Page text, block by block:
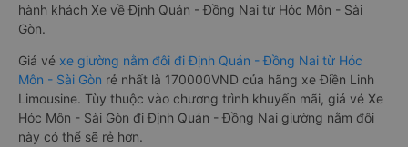
hành khách Xe về Định Quán - Đồng Nai từ Hóc Môn - Sài
Gòn.
Giá vé xe giường nằm đôi đi Định Quán - Đồng Nai từ Hóc
Môn - Sài Gòn rẻ nhất là 170000VND của hãng xe Điền Linh
Limousine. Tùy thuộc vào chương trình khuyến mãi, giá vé Xe
Hóc Môn - Sài Gòn đi Định Quán - Đồng Nai giường nằm đôi
này có thể sẽ rẻ hơn.